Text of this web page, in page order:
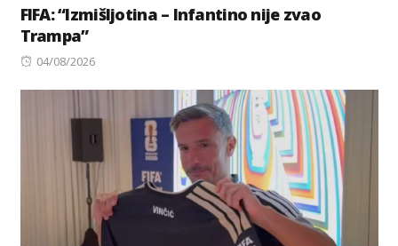
FIFA: “Izmišljotina – Infantino nije zvao
Trampa”
Posted
04/08/2026